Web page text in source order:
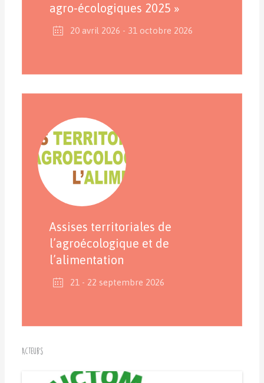
agro-écologiques 2025 »
20 avril 2026 - 31 octobre 2026
Assises territoriales de
l’agroécologique et de
l’alimentation
21 - 22 septembre 2026
Acteurs